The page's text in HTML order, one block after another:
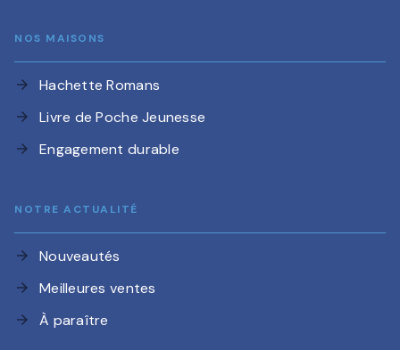
NOS MAISONS
arrow_forward Hachette Romans
arrow_forward Livre de Poche Jeunesse
arrow_forward Engagement durable
NOTRE ACTUALITÉ
arrow_forward Nouveautés
arrow_forward Meilleures ventes
arrow_forward À paraître